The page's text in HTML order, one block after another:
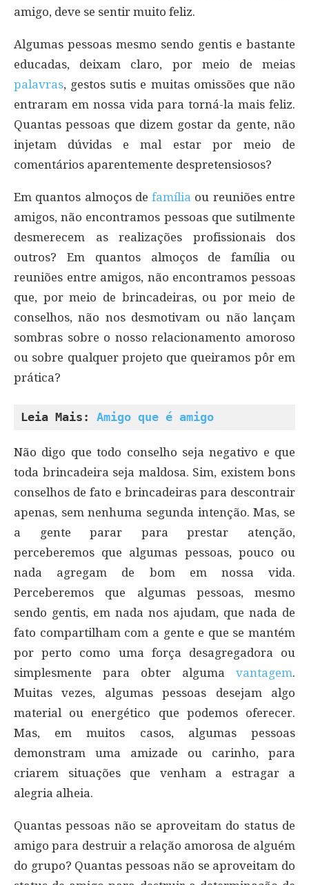
amigo, deve se sentir muito feliz.
Algumas pessoas mesmo sendo gentis e bastante
educadas, deixam claro, por meio de meias
palavras, gestos sutis e muitas omissões que não
entraram em nossa vida para torná-la mais feliz.
Quantas pessoas que dizem gostar da gente, não
injetam dúvidas e mal estar por meio de
comentários aparentemente despretensiosos?
Em quantos almoços defamília ou reuniões entre
amigos, não encontramos pessoas que sutilmente
desmerecem as realizações profissionais dos
outros? Em quantos almoços de família ou
reuniões entre amigos, não encontramos pessoas
que, por meio de brincadeiras, ou por meio de
conselhos, não nos desmotivam ou não lançam
sombras sobre o nosso relacionamento amoroso
ou sobre qualquer projeto que queiramos pôr em
prática?
Leia Mais: Amigo que é amigo
Não digo que todo conselho seja negativo e que
toda brincadeira seja maldosa. Sim, existem bons
conselhos de fato e brincadeiras para descontrair
apenas, sem nenhuma segunda intenção. Mas, se
a gente parar para prestar atenção,
perceberemos que algumas pessoas, pouco ou
nada agregam de bom em nossa vida.
Perceberemos que algumas pessoas, mesmo
sendo gentis, em nada nos ajudam, que nada de
fato compartilham com a gente e que se mantém
por perto como uma força desagregadora ou
simplesmente para obter alguma vantagem.
Muitas vezes, algumas pessoas desejam algo
material ou energético que podemos oferecer.
Mas, em muitos casos, algumas pessoas
demonstram uma amizade ou carinho, para
criarem situações que venham a estragar a
alegria alheia.
Quantas pessoas não se aproveitam do status de
amigo para destruir a relação amorosa de alguém
do grupo? Quantas pessoas não se aproveitam do